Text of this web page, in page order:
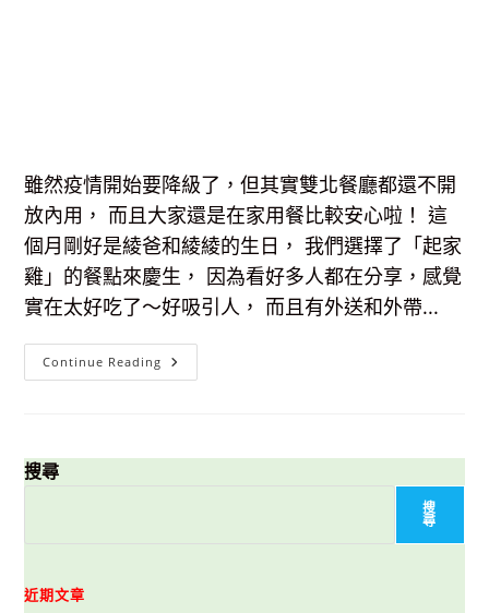
雖然疫情開始要降級了，但其實雙北餐廳都還不開
放內用， 而且大家還是在家用餐比較安心啦！ 這
個月剛好是綾爸和綾綾的生日， 我們選擇了「起家
雞」的餐點來慶生， 因為看好多人都在分享，感覺
實在太好吃了～好吸引人， 而且有外送和外帶...
Continue Reading 【外
帶
雞-
搜尋
搜
尋
近期文章